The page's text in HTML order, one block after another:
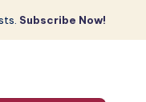
Subscribe Now!